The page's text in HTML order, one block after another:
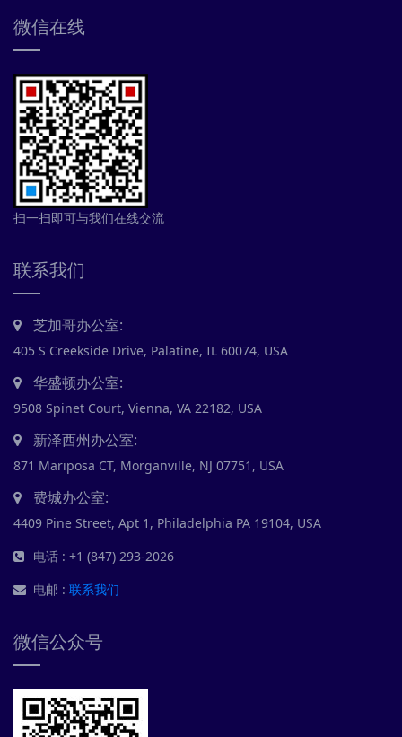
微信在线
扫一扫即可与我们在线交流
联系我们
芝加哥办公室:
405 S Creekside Drive, Palatine, IL 60074, USA
华盛顿办公室:
9508 Spinet Court, Vienna, VA 22182, USA
新泽西州办公室:
871 Mariposa CT, Morganville, NJ 07751, USA
费城办公室:
4409 Pine Street, Apt 1, Philadelphia PA 19104, USA
电话 : +1 (847) 293-2026
电邮 : 联系我们
微信公众号